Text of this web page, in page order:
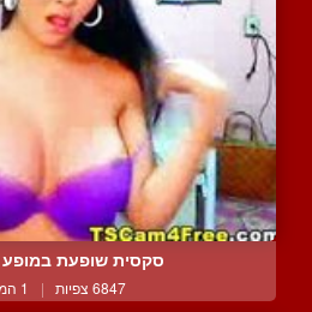
סקסית שופעת
6847 צפיות | 1 המלצות